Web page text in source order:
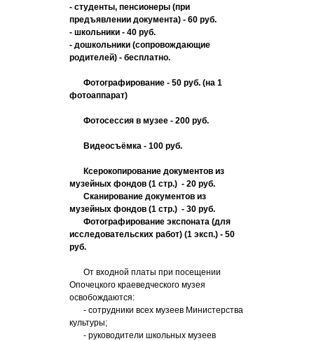
- студенты, пенсионеры (при
предъявлении документа) - 60 руб.
- школьники - 40 руб.
- дошкольники (сопровождающие
родителей) - бесплатно.
Фотографирование - 50 руб. (на 1
фотоаппарат)
Фотосессия в музее - 200 руб.
Видеосъёмка - 100 руб.
Ксерокопирование документов из
музейных фондов (1 стр.) - 20 руб.
Сканирование документов из
музейных фондов (1 стр.) - 30 руб.
Фотографирование экспоната (для
исследовательских работ) (1 эксп.) - 50
руб.
От входной платы при посещении
Опочецкого краеведческого музея
освобождаются:
- сотрудники всех музеев Министерства
культуры;
- руководители школьных музеев